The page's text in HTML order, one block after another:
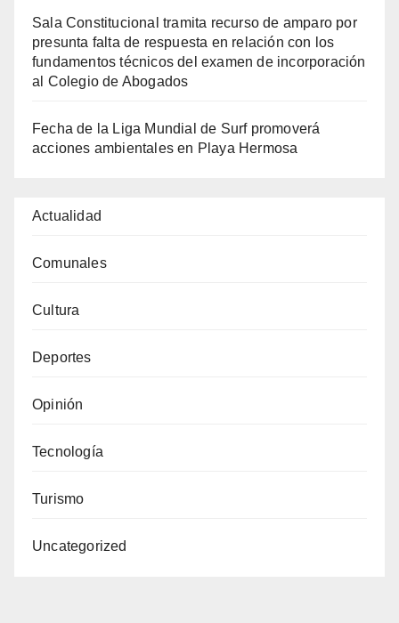
Sala Constitucional tramita recurso de amparo por
presunta falta de respuesta en relación con los
fundamentos técnicos del examen de incorporación
al Colegio de Abogados
Fecha de la Liga Mundial de Surf promoverá
acciones ambientales en Playa Hermosa
Actualidad
Comunales
Cultura
Deportes
Opinión
Tecnología
Turismo
Uncategorized